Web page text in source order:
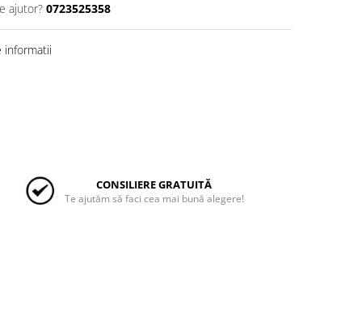
ajutor? 0723525358
informatii
CONSILIERE GRATUITĂ
Te ajutăm să faci cea mai bună alegere!